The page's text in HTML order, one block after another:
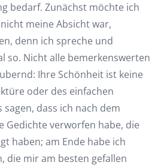
bedarf. Zunächst möchte ich
meine Absicht war,
denn ich spreche und
so. Nicht alle bemerkenswerten
Ihre Schönheit ist keine
oder des einfachen
sagen, dass ich nach dem
Gedichte verworfen habe, die
haben; am Ende habe ich
die mir am besten gefallen